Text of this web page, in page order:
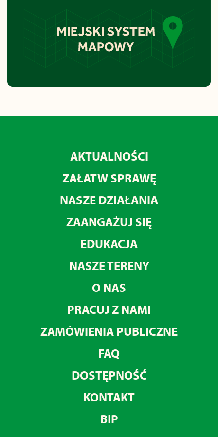
AKTUALNOŚCI
ZAŁATW SPRAWĘ
NASZE DZIAŁANIA
ZAANGAŻUJ SIĘ
EDUKACJA
NASZE TERENY
O NAS
PRACUJ Z NAMI
ZAMÓWIENIA PUBLICZNE
FAQ
DOSTĘPNOŚĆ
KONTAKT
BIP